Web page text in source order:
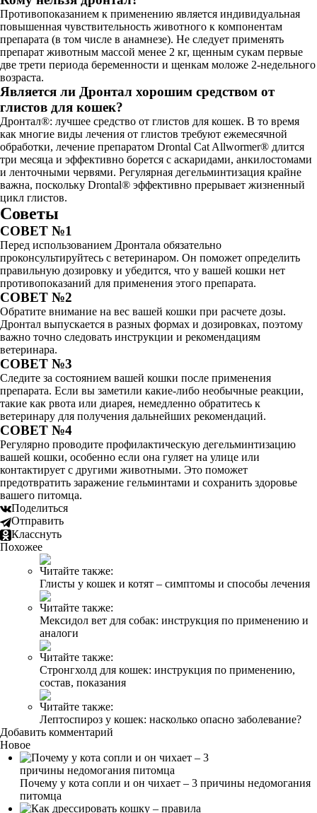
Противопоказанием к применению является индивидуальная
повышенная чувствительность животного к компонентам
препарата (в том числе в анамнезе). Не следует применять
препарат животным массой менее 2 кг, щенным сукам первые
две трети периода беременности и щенкам моложе 2-недельного
возраста.
Является ли Дронтал хорошим средством от
глистов для кошек?
Дронтал®: лучшее средство от глистов для кошек. В то время
как многие виды лечения от глистов требуют ежемесячной
обработки, лечение препаратом Drontal Cat Allwormer® длится
три месяца и эффективно борется с аскаридами, анкилостомами
и ленточными червями. Регулярная дегельминтизация крайне
важна, поскольку Drontal® эффективно прерывает жизненный
цикл глистов.
Советы
СОВЕТ №1
Перед использованием Дронтала обязательно
проконсультируйтесь с ветеринаром. Он поможет определить
правильную дозировку и убедится, что у вашей кошки нет
противопоказаний для применения этого препарата.
СОВЕТ №2
Обратите внимание на вес вашей кошки при расчете дозы.
Дронтал выпускается в разных формах и дозировках, поэтому
важно точно следовать инструкции и рекомендациям
ветеринара.
СОВЕТ №3
Следите за состоянием вашей кошки после применения
препарата. Если вы заметили какие-либо необычные реакции,
такие как рвота или диарея, немедленно обратитесь к
ветеринару для получения дальнейших рекомендаций.
СОВЕТ №4
Регулярно проводите профилактическую дегельминтизацию
вашей кошки, особенно если она гуляет на улице или
контактирует с другими животными. Это поможет
предотвратить заражение гельминтами и сохранить здоровье
вашего питомца.
Поделиться
Отправить
Класснуть
Похожее
Читайте также:
Глисты у кошек и котят – симптомы и способы лечения
Читайте также:
Мексидол вет для собак: инструкция по применению и
аналоги
Читайте также:
Стронгхолд для кошек: инструкция по применению,
состав, показания
Читайте также:
Лептоспироз у кошек: насколько опасно заболевание?
Добавить комментарий
Новое
Почему у кота сопли и он чихает – 3 причины недомогания
питомца